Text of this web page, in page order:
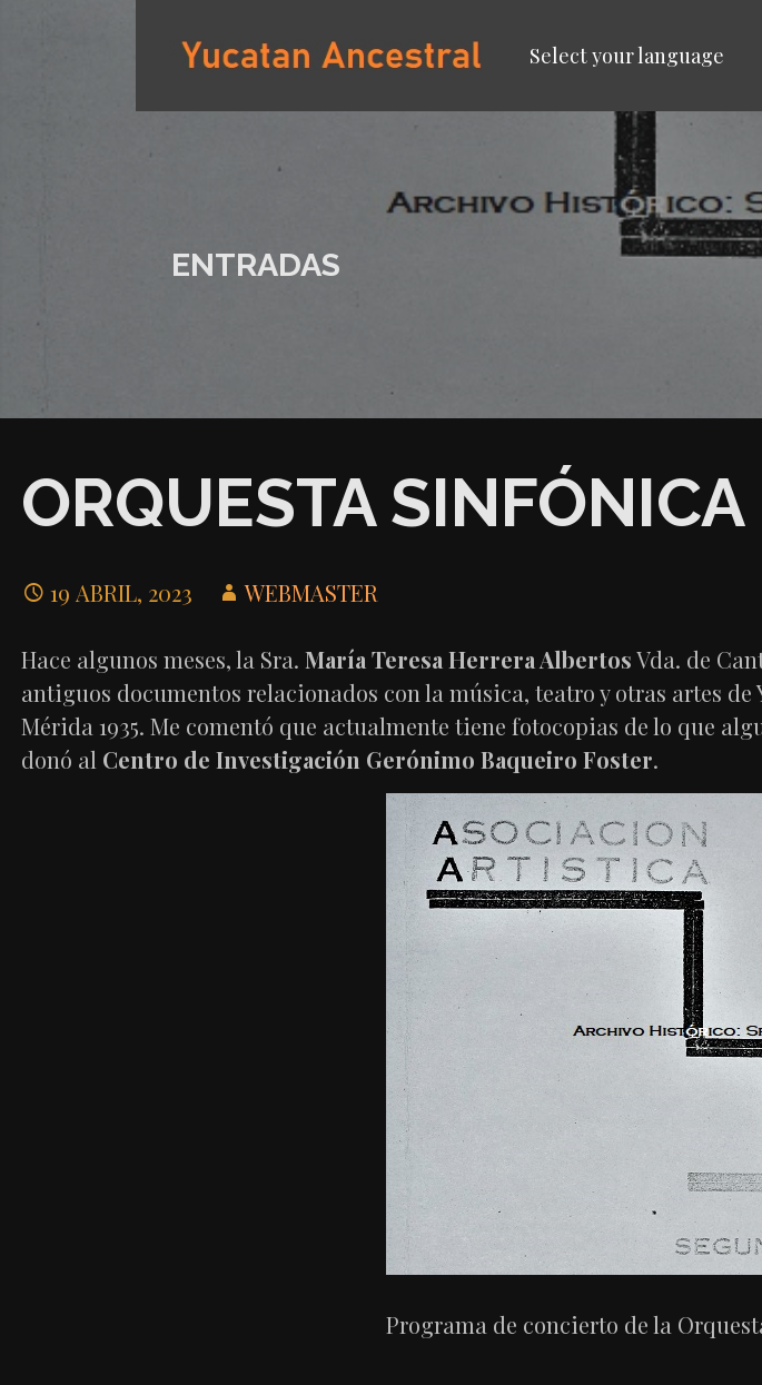
Select your language
ENTRADAS
ORQUESTA
19 ABRIL, 2023 WEBMASTER
Hace algunos meses, la Sra. María Teresa Herrera AlbertosVda. de
antiguos documentos relacionados con la música, teatro y otras artes de
Mérida 1935. Me comentó que actualmente tiene fotocopias de lo que
donó al Centro de Investigación Gerónimo Baqueiro Foster.
Programa de concierto de la